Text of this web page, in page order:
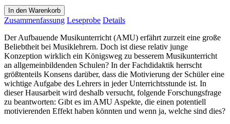
In den Warenkorb
Zusammenfassung Leseprobe Details
Der Aufbauende Musikunterricht (AMU) erfährt zurzeit eine große
Beliebtheit bei Musiklehrern. Doch ist diese relativ junge
Konzeption wirklich ein Königsweg zu besserem Musikunterricht
an allgemeinbildenden Schulen? In der Fachdidaktik herrscht
größtenteils Konsens darüber, dass die Motivierung der Schüler eine
wichtige Aufgabe des Lehrers in jeder Unterrichtsstunde ist. In
dieser Hausarbeit wird deshalb versucht, folgende Forschungsfrage
zu beantworten: Gibt es im AMU Aspekte, die einen potentiell
motivierenden Effekt haben könnten und wenn ja, welche sind dies?